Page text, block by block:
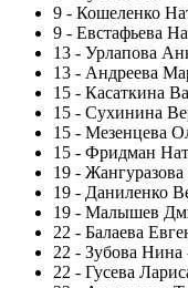
9 - Кошеленко
9 - Евстафьева
13 - Урлапова
13 - Андреева
15 - Касаткина
15 - Сухинина
15 - Мезенцева
15 - Фридман
19 -
19 - Даниленко
19 - Малышев
22 - Балаева
22 - Зубова Нина
22 - Гусева